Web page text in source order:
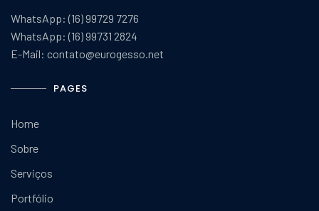
WhatsApp: (16) 99729 7276
WhatsApp: (16) 99731 2824
E-Mail: contato@eurogesso.net
PAGES
Home
Sobre
Serviços
Portfólio